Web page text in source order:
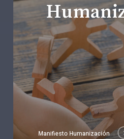
Manifiesto Humanización